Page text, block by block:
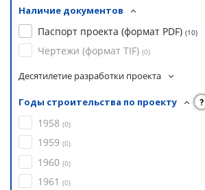
Наличие документов
Паспорт проекта (формат PDF) (10)
Чертежи (формат TIF) (0)
Десятилетие разработки проекта
Годы строительства по проекту ?
1958 (0)
1959 (0)
1960 (0)
1961 (0)